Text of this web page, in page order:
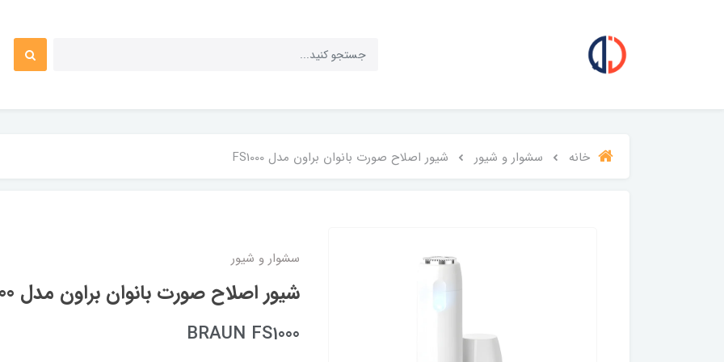
خانه سشوار و شیور شیور اصلاح صورت بانوان براون مدل FS1000
سشوار و شیور
شیور اصلاح صورت بانوان براون مدل FS1000
BRAUN FS1000